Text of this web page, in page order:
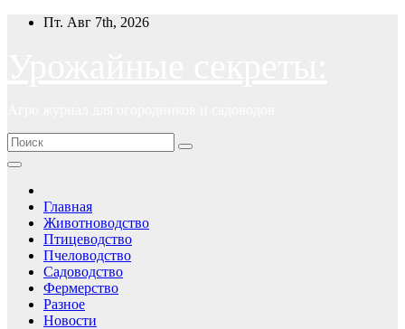
ПерейтиПт. Авг 7th, 2026
Главная
Животноводство
Птицеводство
Пчеловодство
Садоводство
Фермерство
Разное
Новости